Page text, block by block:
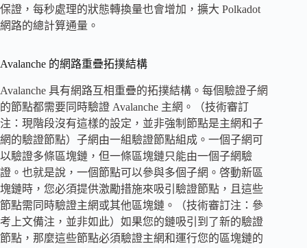
保證，每秒處理的狀態轉換量也會增加，擴大 Polkadot
網路的總計算通量。
Avalanche 的網路重疊拓撲結構
Avalanche 具有網路互相重疊的拓撲結構。每個驗證子網
的節點都需要同時驗證 Avalanche 主網。（技術審訂
注：現階段沒有這樣的設定，並非強制節點是主網和子
網的驗證節點）子網由一組驗證節點組成。一個子網可
以驗證多條區塊鏈，但一條區塊鏈只能由一個子網驗
證。也就是說，一個節點可以參與多個子網。啓動新區
塊鏈時，您必須提供激勵措施來吸引驗證節點，且這些
節點需同時驗證主網或其他區塊鏈。（技術審訂注：參
考上文備注，並非如此）如果您的鏈吸引到了新的驗證
節點，那麼這些節點必須驗證主網和運行您的區塊鏈的